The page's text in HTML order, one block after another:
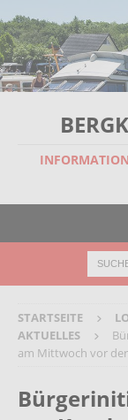
STARTSEITE
AKTUELLES
am Mittwoch vor